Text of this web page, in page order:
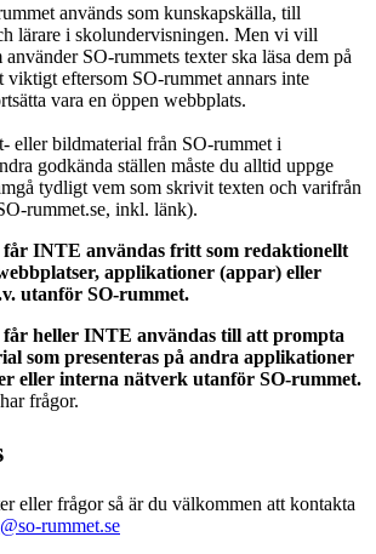
används som kunskapskälla, till
lärare i skolundervisningen. Men vi vill
SO-rummets texter ska läsa dem på
viktigt eftersom SO-rummet annars inte
vara en öppen webbplats.
eller bildmaterial från SO-rummet i
godkända ställen måste du alltid uppge
tydligt vem som skrivit texten och varifrån
rummet.se, inkl. länk).
får INTE användas fritt som redaktionellt
applikationer (appar) eller
utanför SO-rummet.
får heller INTE användas till att prompta
som presenteras på andra applikationer
eller interna nätverk utanför SO-rummet.
frågor.
eller frågor så är du välkommen att kontakta
rummet.se